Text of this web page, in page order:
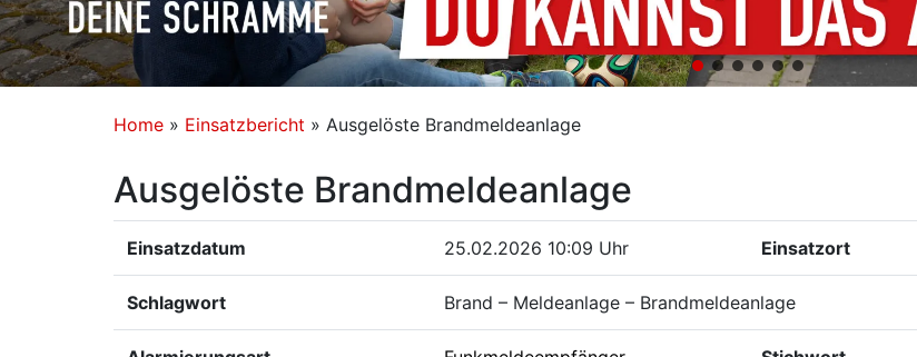
Home » Einsatzbericht » Ausgelöste Brandmeldeanlage
Ausgelöste Brandmeldeanlage
Einsatzdatum 25.02.2026 10:09 Uhr Einsatzort
Schlagwort Brand – Meldeanlage – Brandmeldeanlage